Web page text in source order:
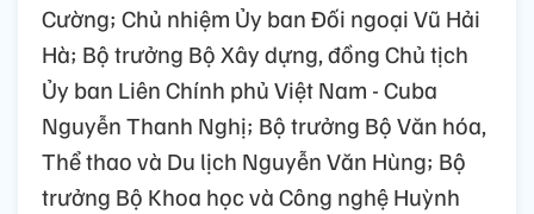
Cường; Chủ nhiệm Ủy ban Đối ngoại Vũ Hải
Hà; Bộ trưởng Bộ Xây dựng, đồng Chủ tịch
Ủy ban Liên Chính phủ Việt Nam - Cuba
Nguyễn Thanh Nghị; Bộ trưởng Bộ Văn hóa,
Thể thao và Du lịch Nguyễn Văn Hùng; Bộ
trưởng Bộ Khoa học và Công nghệ Huỳnh